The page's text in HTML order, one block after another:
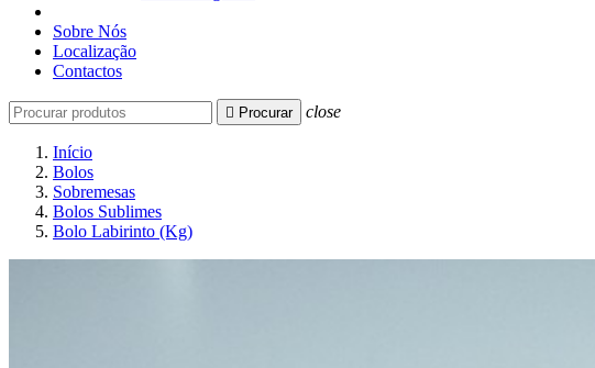
Sobre Nós
Localização
Contactos
 Procurar close
Início
Bolos
Sobremesas
Bolos Sublimes
Bolo Labirinto (Kg)